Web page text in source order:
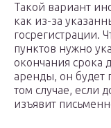
Такой вариант
как из-за
госрегистрации.
пунктов нужно
окончания срока
аренды, он будет
том случае, если
изъявит